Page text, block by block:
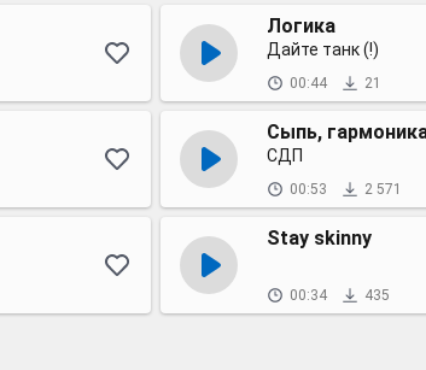
Логика
Дайте танк (!)
00:44 21
Сыпь,
СДП
00:53 2 571
Stay skinny
00:34 435